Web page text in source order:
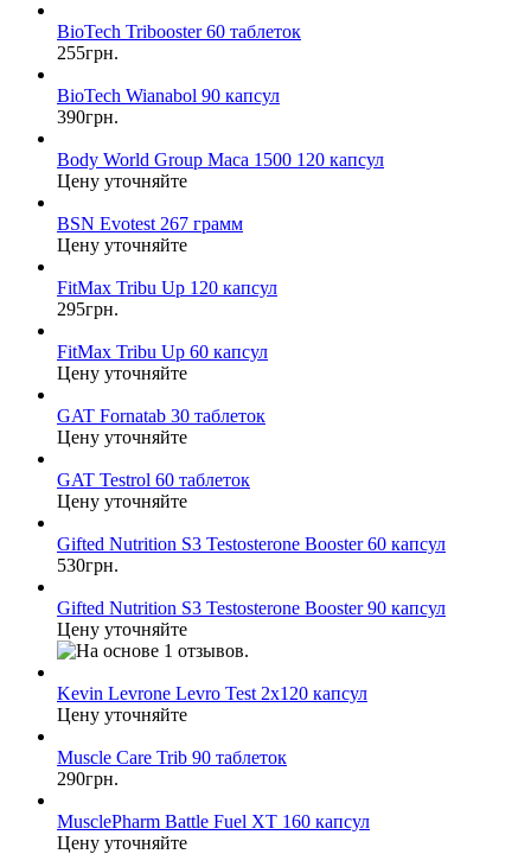
BioTech Tribooster 60 таблеток
255грн.
BioTech Wianabol 90 капсул
390грн.
Body World Group Maca 1500 120 капсул
Цену уточняйте
BSN Evotest 267 грамм
Цену уточняйте
FitMax Tribu Up 120 капсул
295грн.
FitMax Tribu Up 60 капсул
Цену уточняйте
GAT Fornatab 30 таблеток
Цену уточняйте
GAT Testrol 60 таблеток
Цену уточняйте
Gifted Nutrition S3 Testosterone Booster 60 капсул
530грн.
Gifted Nutrition S3 Testosterone Booster 90 капсул
Цену уточняйте
Kevin Levrone Levro Test 2x120 капсул
Цену уточняйте
Muscle Care Trib 90 таблеток
290грн.
MusclePharm Battle Fuel XT 160 капсул
Цену уточняйте